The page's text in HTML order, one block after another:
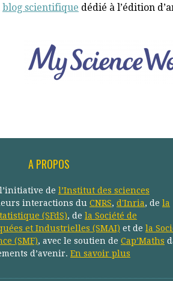
blog scientifique dédié à l’édition
A PROPOS
de l’Institut des sciences
interactions du CNRS, d'Inria, de la
(SFdS), de la Société de
et Industrielles (SMAI) et de la
(SMF), avec le soutien de Cap’Maths
d’avenir. En savoir plus